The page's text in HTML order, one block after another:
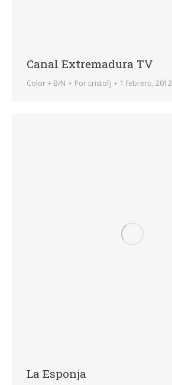
Canal Extremadura TV
Color + B/N Por cristofj 1 febrero, 2012
La Esponja